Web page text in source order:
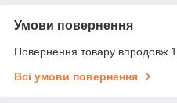
Умови повернення
Повернення товару впродовж
Всі умови повернення